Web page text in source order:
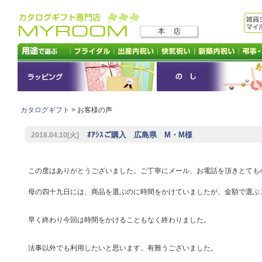
カタログギフト > お客様の声
2018.04.10[火] ｵｱｼｽご購入 広島県 M・M様
この度はありがとうございました。ご丁寧にメール、お電話を頂きとて
母の四十九日には、商品を選ぶのに時間をかけていましたが、金額で選ぶ
早く終わり今回は時間をかけることもなく終わりました。
法事以外でも利用したいと思います。有難うございました。